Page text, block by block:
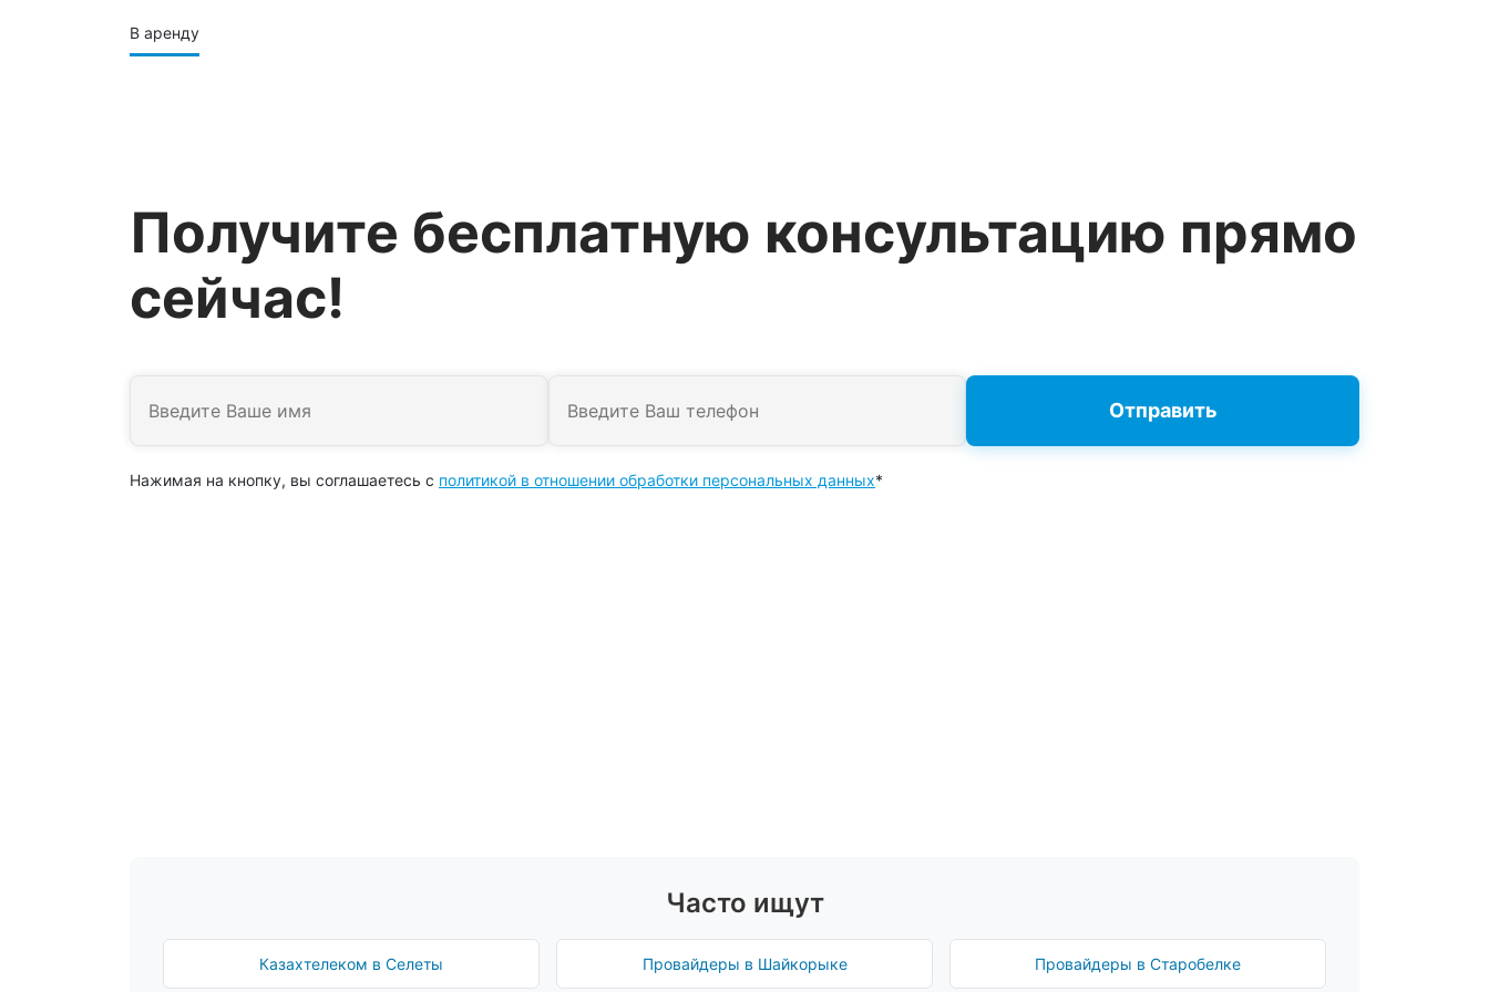
В аренду
Получите бесплатную консультацию прямо
сейчас!
Нажимая на кнопку, вы соглашаетесь с политикой в отношении обработки персональных данных*
Часто ищут
Казахтелеком в Селеты Провайдеры в Шайкорыке Провайдеры в Старобелке